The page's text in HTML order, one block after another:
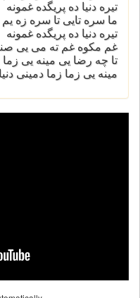
تیره دنیا ده پریگده غمونه
ما سره تایی تا سره زه یم
تیره دنیا ده پریگده غمونه
غم مکوه غم ته می یی
تا چه رضا یی مینه یی زما
مینه یی زما زما دمینی